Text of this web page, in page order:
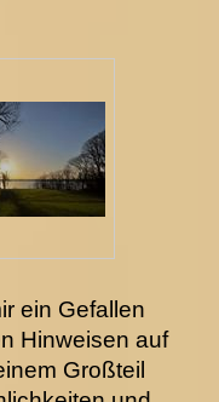
ein Gefallen
Hinweisen auf
Großteil